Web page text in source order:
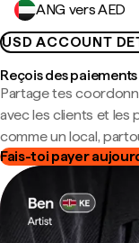
ANG vers AED
USD ACCOUNT
Reçois des
Partage tes
avec les clients et les
comme un local,
Fais-toi payer